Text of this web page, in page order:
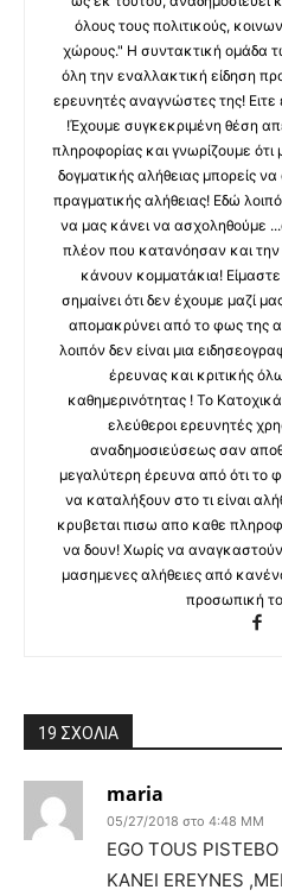
όλους τους πολιτικούς,
χώρους." Η συντακτική ομάδα
όλη την εναλλακτική είδηση
ερευνητές αναγνώστες της! Ειτε
!Έχουμε συγκεκριμένη θέση
πληροφορίας και γνωρίζουμε ότι
δογματικής αλήθειας μπορείς
πραγματικής αλήθειας! Εδώ
να μας κάνει να ασχοληθούμε
πλέον που κατανόησαν και την
κάνουν κομματάκια!
σημαίνει ότι δεν έχουμε μαζί
απομακρύνει από το φως της
λοιπόν δεν είναι μια
έρευνας και κριτικής
καθημερινότητας ! Το
ελεύθεροι ερευνητές
αναδημοσιεύσεως σαν
μεγαλύτερη έρευνα από ότι το
να καταλήξουν στο τι είναι
κρυβεται πισω απο καθε
να δουν! Χωρίς να
μασημενες αλήθειες από
προσωπική
19 ΣΧΟΛΙΑ
maria
05/27/2018 στο 4:48 ΜΜ
EGO TOUS
KANEI EREYNES